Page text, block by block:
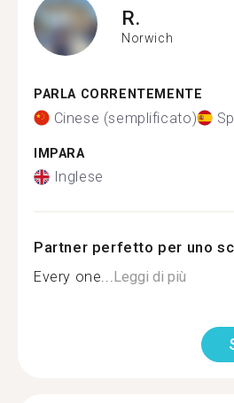
R.
Norwich
PARLA CORRENTEMENTE
Cinese (semplificato)
IMPARA
Inglese
Partner perfetto per uno
Every one...Leggi di più